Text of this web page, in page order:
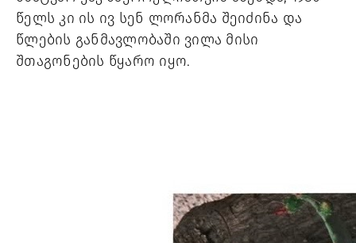
წელს კი ის ივ სენ ლორანმა შეიძინა და
წლების განმავლობაში ვილა მისი
შთაგონების წყარო იყო.